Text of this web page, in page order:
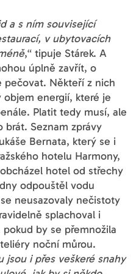
a s ním související
v ubytovacích
,“ tipuje Stárek. A
úplně zavřít, o
Někteří z nich
objem energií, které je
Platit tedy musí, ale
brát. Seznam zprávy
Bernata, který se i
hotelu Harmony,
hotel od střechy
odpouštěl vodu
neusazovaly nečistoty
splachoval i
by se přemnožila
noční můrou.
jsou i přes veškeré snahy